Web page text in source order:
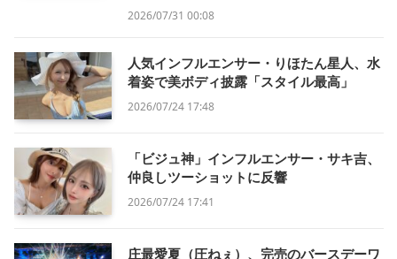
2026/07/31 00:08
人気インフルエンサー・りほたん星人、水
着姿で美ボディ披露「スタイル最高」
2026/07/24 17:48
「ビジュ神」インフルエンサー・サキ吉、
仲良しツーショットに反響
2026/07/24 17:41
庄最愛夏（圧ねぇ）、完売のバースデーワ